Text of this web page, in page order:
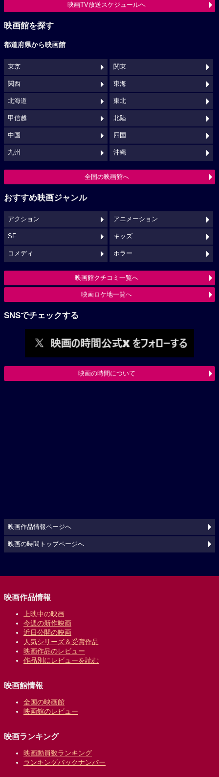
映画TV放送スケジュールへ
映画館を探す
都道府県から映画館
東京 関東
関西 東海
北海道 東北
甲信越 北陸
中国 四国
九州 沖縄
全国の映画館へ
おすすめ映画ジャンル
アクション アニメーション
SF キッズ
コメディ ホラー
映画館クチコミ一覧へ
映画ロケ地一覧へ
SNSでチェックする
映画の時間について
映画作品情報ページへ
映画の時間トップページへ
映画作品情報
上映中の映画
今週の新作映画
近日公開の映画
人気シリーズ＆受賞作品
映画作品のレビュー
作品別にレビューを読む
映画館情報
全国の映画館
映画館のレビュー
映画ランキング
映画動員数ランキング
ランキングバックナンバー